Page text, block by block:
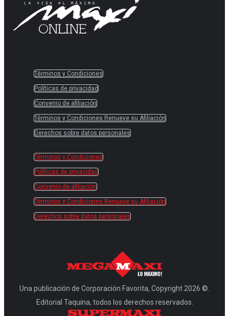
Términos y Condiciones
Políticas de privacidad
Convenio de afiliación
Términos y Condiciones Renueve su Afiliación
Derechos sobre datos personales
Términos y Condiciones
Políticas de privacidad
Convenio de afiliación
Términos y Condiciones Renueve su Afiliación
Derechos sobre datos personales
Una publicación de Corporación Favorita, Copyright 2026 ©.
Editorial Taquina, todos los derechos reservados.